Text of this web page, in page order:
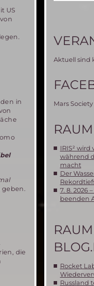
US
in
geben.
die
Aktuell sind
Mars
IRIS²
während
macht
Der
7. 8. 2026
beenden
Rocket
Russland